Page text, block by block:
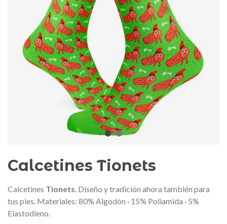
Calcetines Tionets
Calcetines Tionets. Diseño y tradición ahora también para
tus pies. Materiales: 80% Algodón · 15% Poliamida · 5%
Elastodieno.
conmemorativa Gaudí 2026
– Edición limitada
NUEVO
Añadir al carrito
Mochila Stivibags
149,00 €